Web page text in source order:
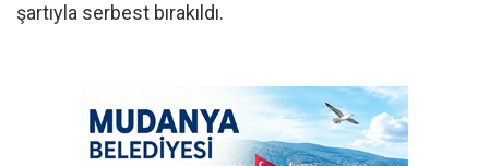
şartıyla serbest bırakıldı.